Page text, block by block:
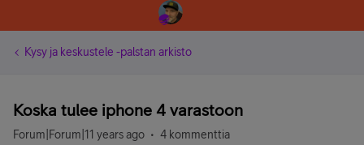
Kysy ja keskustele -palstan arkisto
Koska tulee iphone 4 varastoon
Forum|Forum|11 years ago 4 kommenttia